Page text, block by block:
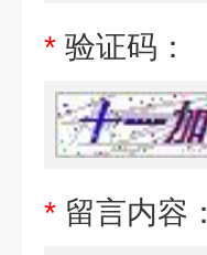
* 验证码：
* 留言内容：